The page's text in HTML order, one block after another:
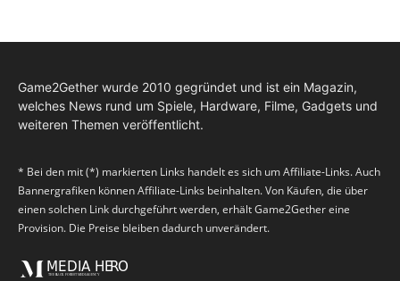
Game2Gether wurde 2010 gegründet und ist ein Magazin,
welches News rund um Spiele, Hardware, Filme, Gadgets und
weiteren Themen veröffentlicht.
* Bei den mit (*) markierten Links handelt es sich um Affiliate-Links. Auch
Bannergrafiken können Affiliate-Links beinhalten. Von Käufen, die über
einen solchen Link durchgeführt werden, erhält Game2Gether eine
Provision. Die Preise bleiben dadurch unverändert.